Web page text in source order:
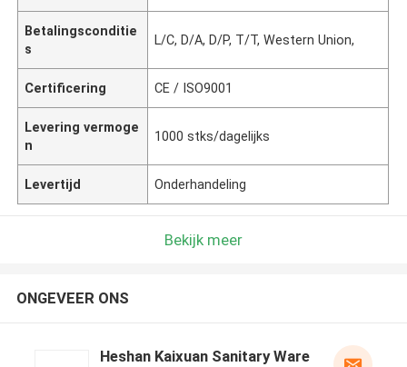
Betalingsconditie
s
L/C, D/A, D/P, T/T, Western Union,
Certificering CE / ISO9001
Levering vermoge
n
1000 stks/dagelijks
Levertijd Onderhandeling
Bekijk meer
ONGEVEER ONS
Heshan Kaixuan Sanitary Ware